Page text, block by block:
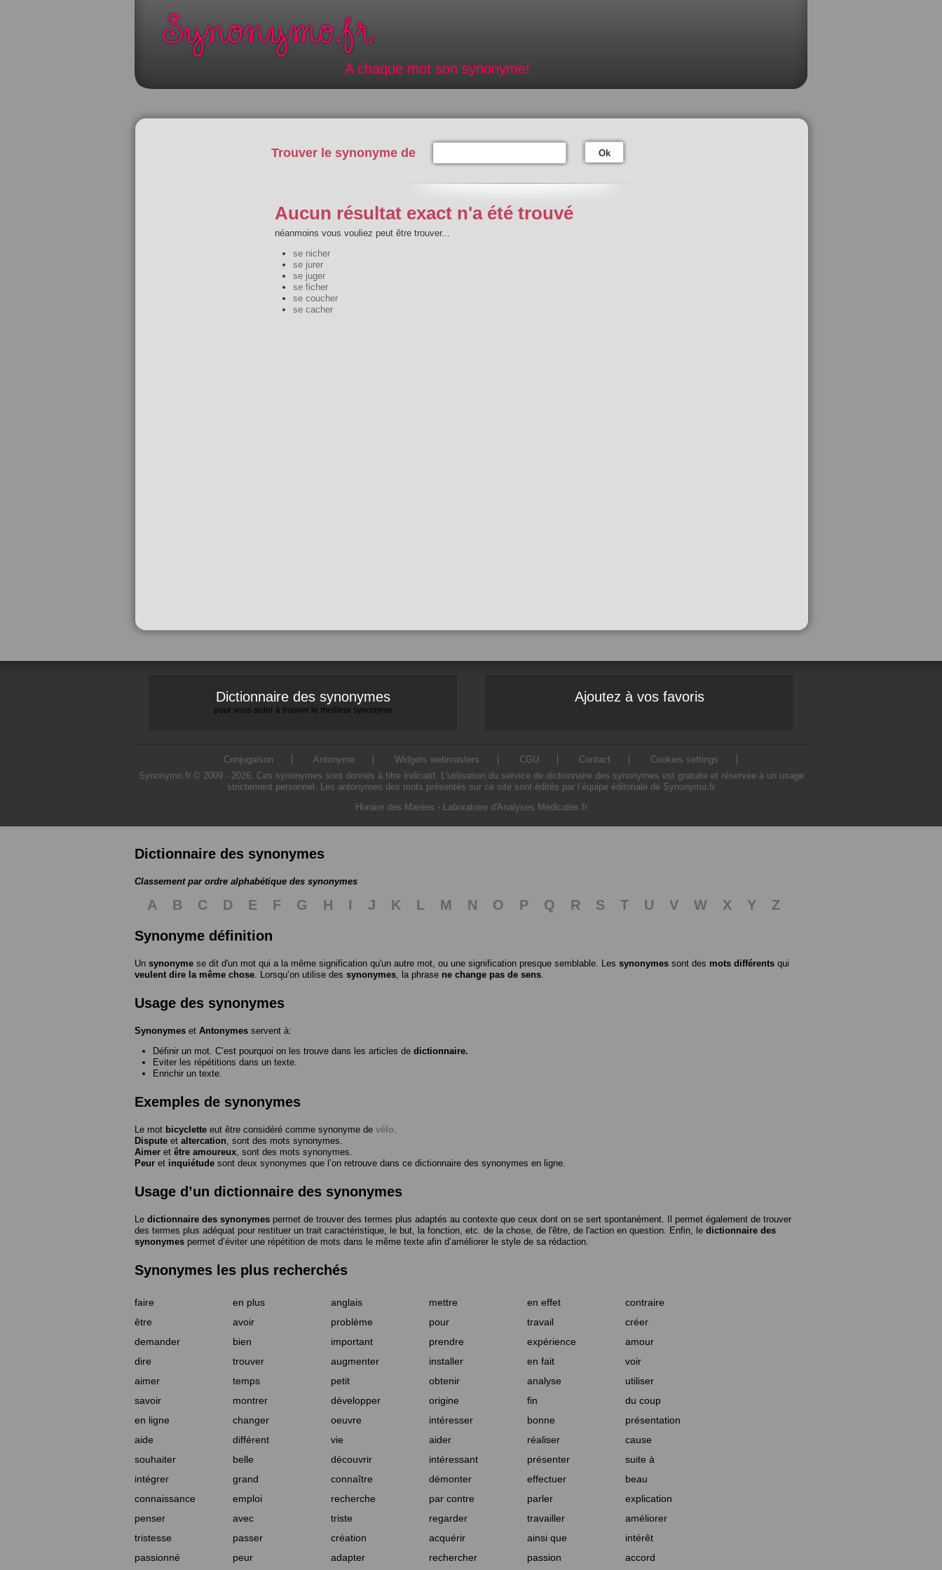
A chaque mot son synonyme!
Trouver le synonyme de Ok
Aucun résultat exact n'a été trouvé
néanmoins vous vouliez peut être trouver...
se nicher
se jurer
se juger
se ficher
se coucher
se cacher
Dictionnaire des synonymes
pour vous aider à trouver le meilleur synonyme
Ajoutez à vos favoris
Conjugaison Antonyme Widgets webmasters CGU Contact
Cookies settings
Synonymo.fr © 2009 - 2026. Ces synonymes sont donnés à titre indicatif. L'utilisation du service de dictionnaire des synonymes est gratuite et réservée à un usage
strictement personnel. Les antonymes des mots présentés sur ce site sont édités par l’équipe éditoriale de Synonymo.fr
Horaire des Marées - Laboratoire d'Analyses Médicales.fr
Dictionnaire des synonymes
Classement par ordre alphabétique des synonymes
A B C D E F G H I J K L M N O P Q R S T U V W X Y
Z
Synonyme définition
Un synonyme se dit d'un mot qui a la même signification qu'un autre mot, ou une signification presque semblable. Les synonymes sont des mots différents qui
veulent dire la même chose . Lorsqu’on utilise des synonymes , la phrase ne change pas de sens
Usage des synonymes
Synonymes et Antonymes servent à:
Définir un mot. C’est pourquoi on les trouve dans les articles de dictionnaire.
Eviter les répétitions dans un texte.
Enrichir un texte.
Exemples de synonymes
Le mot bicyclette eut être considéré comme synonyme de vélo
Dispute et altercation , sont des mots synonymes.
Aimer et être amoureux , sont des mots synonymes.
Peur et inquiétude sont deux synonymes que l’on retrouve dans ce dictionnaire des synonymes en ligne.
Usage d’un dictionnaire des synonymes
Le dictionnaire des synonymes permet de trouver des termes plus adaptés au contexte que ceux dont on se sert spontanément. Il permet également de trouver
des termes plus adéquat pour restituer un trait caractéristique, le but, la fonction, etc. de la chose, de l'être, de l'action en question. Enfin, le dictionnaire des
synonymes permet d’éviter une répétition de mots dans le même texte afin d’améliorer le style de sa rédaction.
Synonymes les plus recherchés
faire en plus anglais mettre en effet
contraire
être
avoir problème pour travail
créer
demander
bien important prendre expérience
amour
dire
trouver augmenter installer en fait
voir
aimer
temps petit obtenir analyse
utiliser
savoir
montrer développer origine fin
du coup
en ligne
changer oeuvre intéresser bonne
présentation
aide
différent vie aider réaliser
cause
souhaiter
belle découvrir intéressant présenter
suite à
intégrer
grand connaître démonter effectuer
beau
connaissance
emploi recherche par contre parler
explication
penser
avec triste regarder travailler
améliorer
tristesse
passer création acquérir ainsi que
intérêt
passionné
peur adapter rechercher passion accord